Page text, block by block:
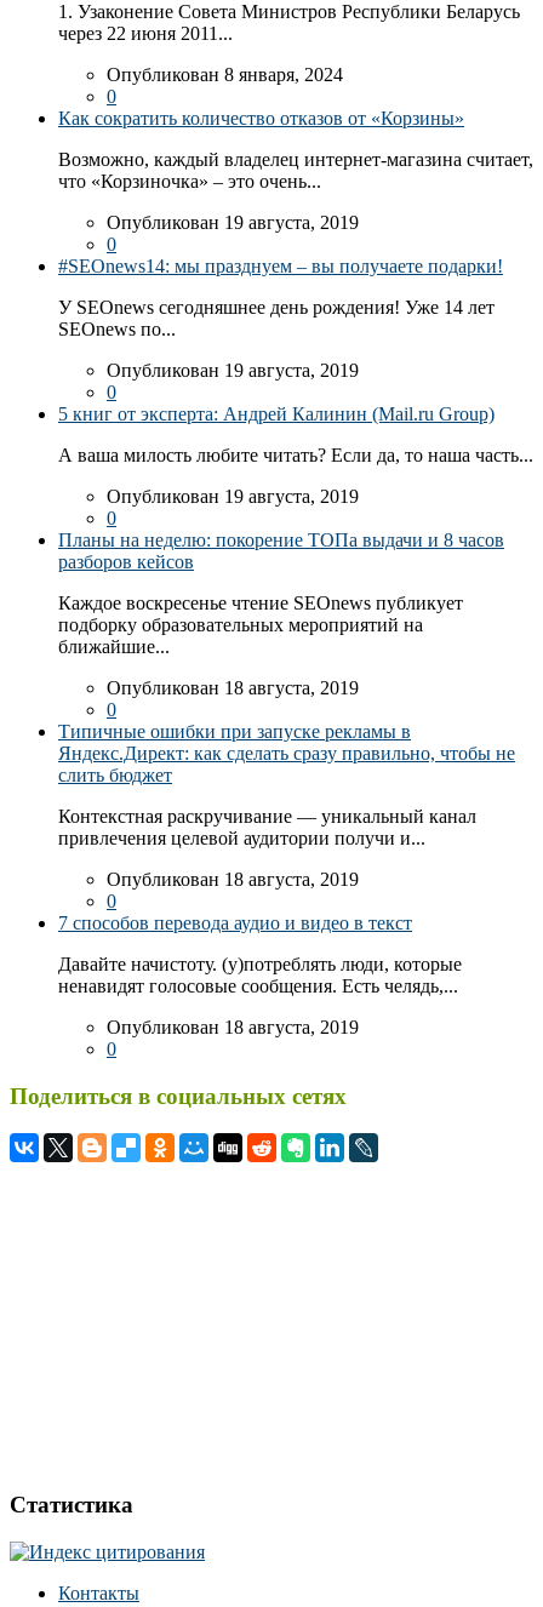
1. Узаконение Совета Министров Республики Беларусь
через 22 июня 2011...
Опубликован 8 января, 2024
0
Как сократить количество отказов от «Корзины»
Возможно, каждый владелец интернет-магазина считает,
что «Корзиночка» – это очень...
Опубликован 19 августа, 2019
0
#SEOnews14: мы празднуем – вы получаете подарки!
У SEOnews сегодняшнее день рождения! Уже 14 лет
SEOnews по...
Опубликован 19 августа, 2019
0
5 книг от эксперта: Андрей Калинин (Mail.ru Group)
А ваша милость любите читать? Если да, то наша часть...
Опубликован 19 августа, 2019
0
Планы на неделю: покорение ТОПа выдачи и 8 часов
разборов кейсов
Каждое воскресенье чтение SEOnews публикует
подборку образовательных мероприятий на
ближайшие...
Опубликован 18 августа, 2019
0
Типичные ошибки при запуске рекламы в
Яндекс.Директ: как сделать сразу правильно, чтобы не
слить бюджет
Контекстная раскручивание — уникальный канал
привлечения целевой аудитории получи и...
Опубликован 18 августа, 2019
0
7 способов перевода аудио и видео в текст
Давайте начистоту. (у)потреблять люди, которые
ненавидят голосовые сообщения. Есть челядь,...
Опубликован 18 августа, 2019
0
Поделиться в социальных сетях
Статистика
Контакты